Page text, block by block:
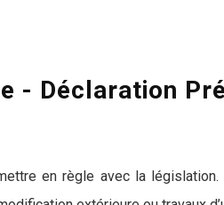
- Déclaration
en règle avec la